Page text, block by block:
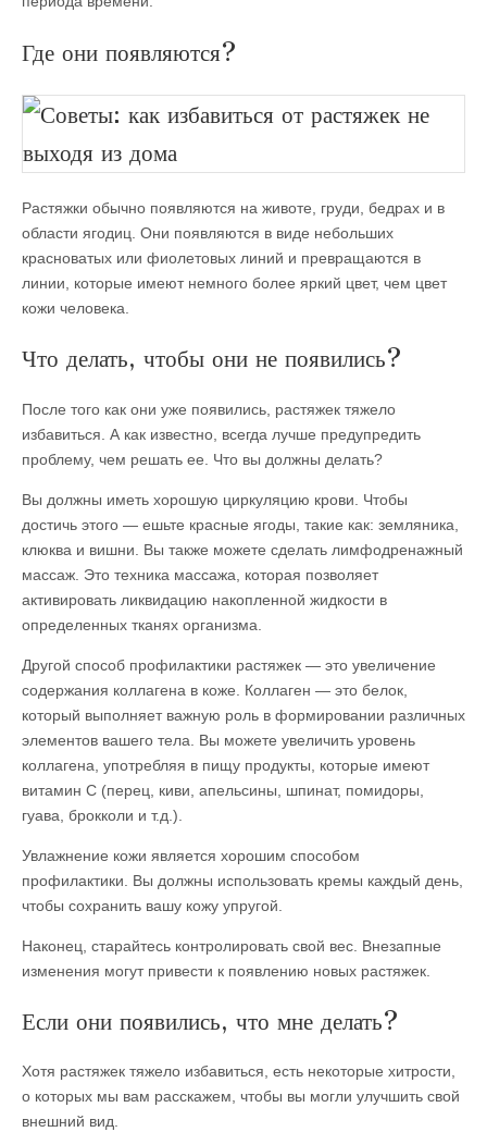
Где они появляются?
Растяжки обычно появляются на животе, груди, бедрах и в
области ягодиц. Они появляются в виде небольших
красноватых или фиолетовых линий и превращаются в
линии, которые имеют немного более яркий цвет, чем цвет
кожи человека.
Что делать, чтобы они не появились?
После того как они уже появились, растяжек тяжело
избавиться. А как известно, всегда лучше предупредить
проблему, чем решать ее. Что вы должны делать?
Вы должны иметь хорошую циркуляцию крови. Чтобы
достичь этого — ешьте красные ягоды, такие как: земляника,
клюква и вишни. Вы также можете сделать лимфодренажный
массаж. Это техника массажа, которая позволяет
активировать ликвидацию накопленной жидкости в
определенных тканях организма.
Другой способ профилактики растяжек — это увеличение
содержания коллагена в коже. Коллаген — это белок,
который выполняет важную роль в формировании различных
элементов вашего тела. Вы можете увеличить уровень
коллагена, употребляя в пищу продукты, которые имеют
витамин C (перец, киви, апельсины, шпинат, помидоры,
гуава, брокколи и т.д.).
Увлажнение кожи является хорошим способом
профилактики. Вы должны использовать кремы каждый день,
чтобы сохранить вашу кожу упругой.
Наконец, старайтесь контролировать свой вес. Внезапные
изменения могут привести к появлению новых растяжек.
Если они появились, что мне делать?
Хотя растяжек тяжело избавиться, есть некоторые хитрости,
о которых мы вам расскажем, чтобы вы могли улучшить свой
внешний вид.